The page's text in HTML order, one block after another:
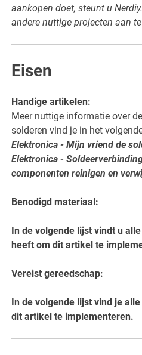
aankopen doet, steunt u
andere nuttige projecten aan
Eisen
Handige artikelen:
Meer nuttige informatie over
solderen vind je in het
Elektronica - Mijn vriend de
Elektronica -
componenten reinigen en
Benodigd materiaal:
In de volgende lijst vindt u
heeft om dit artikel te
Vereist gereedschap:
In de volgende lijst vind je
dit artikel te implementeren.